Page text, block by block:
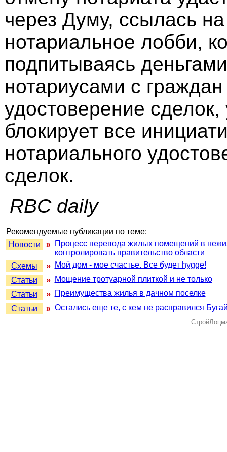
через Думу, ссылась
нотариальное лобби,
подпитываясь
нотариусами с граждан
удостоверение
блокирует все
нотариального
сделок.
RBC daily
Рекомендуемые публикации по теме:
Новости
»
Процесс перевода жилых помещений в
контролировать правительство области
Схемы
»
Мой дом - мое счастье. Все будет hygge!
Статьи
»
Мощение тротуарной плиткой и не только
Статьи
»
Преимущества жилья в дачном поселке
Статьи
» Остались еще те, с кем не расправился